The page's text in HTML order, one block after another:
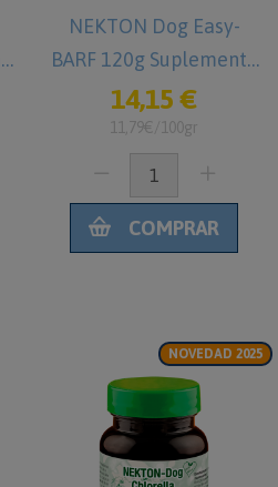
NEKTON Dog Easy-
BARF 120g Suplemento
alimenticio para dieta
BARF en Perros
14,15 €
11,79€/100gr
COMPRAR
NOVEDAD 2025